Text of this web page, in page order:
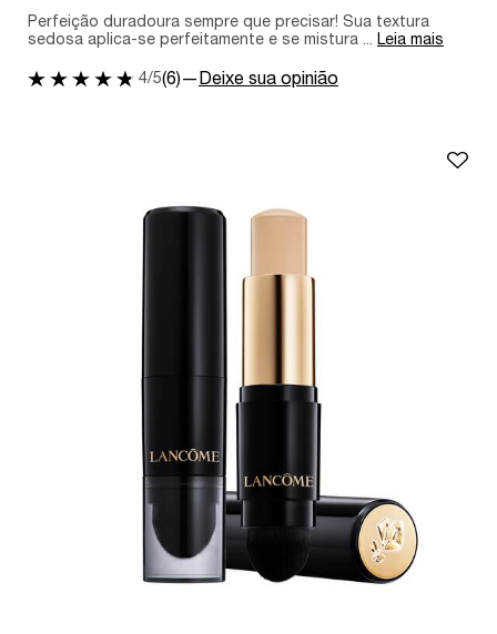
Perfeição duradoura sempre que precisar! Sua textura
sedosa aplica-se perfeitamente e se mistura ... Leia mais
4/5(6)— Deixe sua opinião